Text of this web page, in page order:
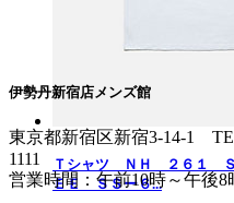
Ｔシャツ ＮＨ ２６１
ＥＥ ＳＳー６...
伊勢丹新宿店メンズ館
東京都新宿区新宿3-14-1
1111
営業時間：午前10時～午後8